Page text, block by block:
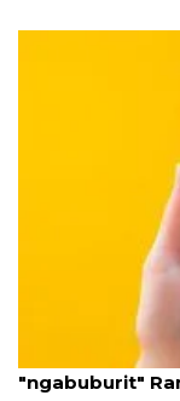
Aplikasi cerita
"ngabuburit"